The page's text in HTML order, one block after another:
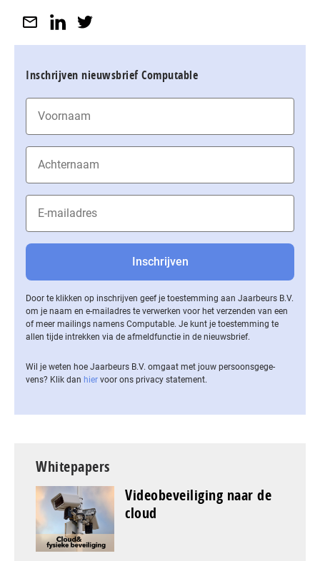
Inschrijven nieuwsbrief Computable
Door te klikken op inschrijven geef je toestemming aan Jaarbeurs B.V.
om je naam en e-mailadres te verwerken voor het verzenden van een
of meer mailings namens Computable. Je kunt je toestemming te
allen tijde intrekken via de af­meld­func­tie in de nieuwsbrief.
Wil je weten hoe Jaarbeurs B.V. omgaat met jouw per­soons­ge­ge­
vens? Klik dan hier voor ons privacy statement.
Whitepapers
Videobeveiliging naar de
cloud